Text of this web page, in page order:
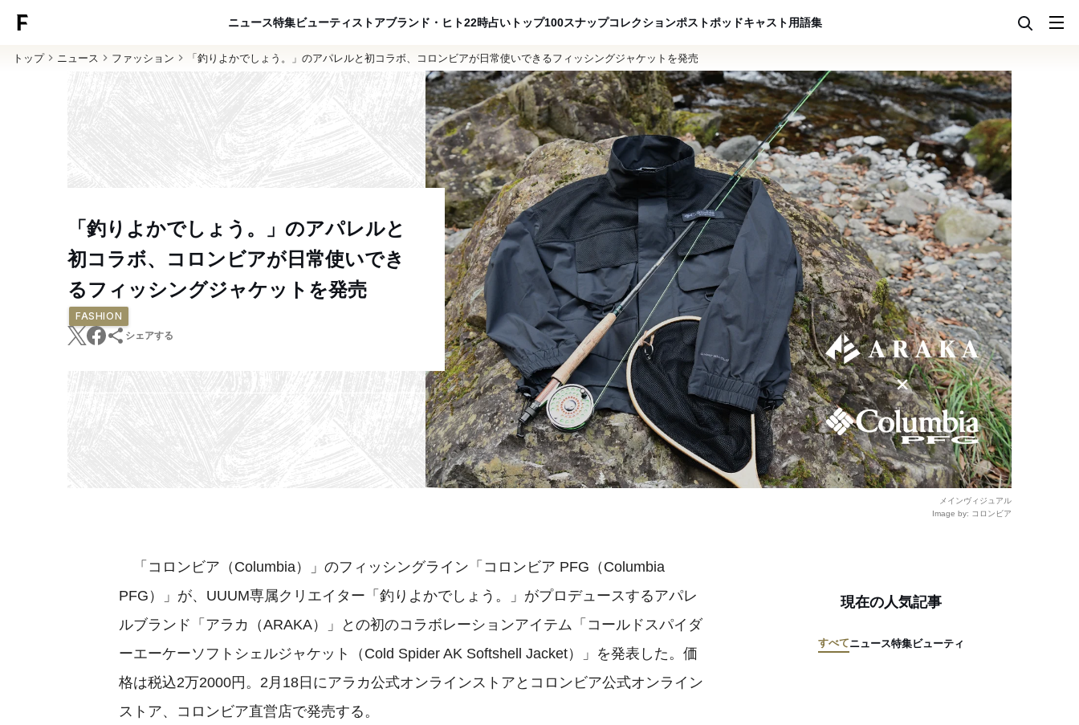
ニュース特集ビューティ ストアブランド・ヒト22時占い トップ100スナップコレクションポストポッドキャスト用語集
トップ ニュース ファッション 「釣りよかでしょう。」のアパレルと初コラボ、コロンビアが日常使いできるフィッシングジャケットを発売
「釣りよかでしょう。」のアパレルと
初コラボ、コロンビアが日常使いでき
るフィッシングジャケットを発売
FASHION
シェアする
メインヴィジュアル
Image by: コロンビア
「コロンビア（Columbia）」のフィッシングライン「コロンビア PFG（Columbia
PFG）」が、UUUM専属クリエイター「釣りよかでしょう。」がプロデュースするアパレ
ルブランド「アラカ（ARAKA）」との初のコラボレーションアイテム「コールドスパイダ
ーエーケーソフトシェルジャケット（Cold Spider AK Softshell Jacket）」を発表した。価
格は税込2万2000円。2月18日にアラカ公式オンラインストアとコロンビア公式オンライン
ストア、コロンビア直営店で発売する。
現在の人気記事
すべてニュース特集ビューティ